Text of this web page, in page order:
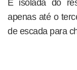
É isolada do
apenas até o
de escada para